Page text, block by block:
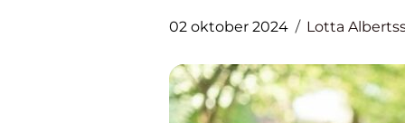
02 oktober 2024 Lotta